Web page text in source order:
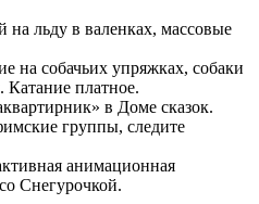
на льду в валенках, массовые
на собачьих упряжках, собаки
платное.
в Доме сказок.
группы, следите
анимационная
Снегурочкой.